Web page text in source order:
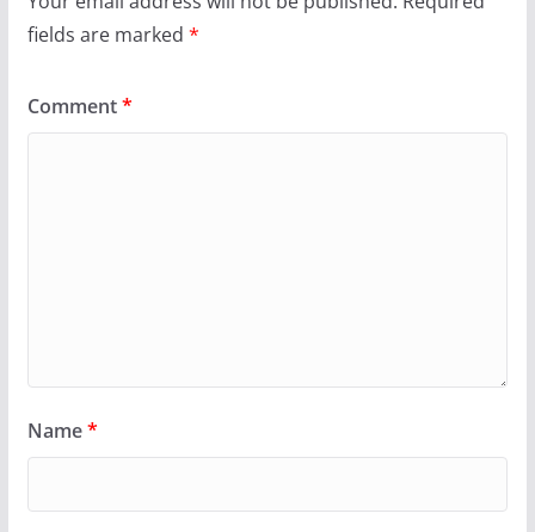
fields are marked *
Comment*
Name*